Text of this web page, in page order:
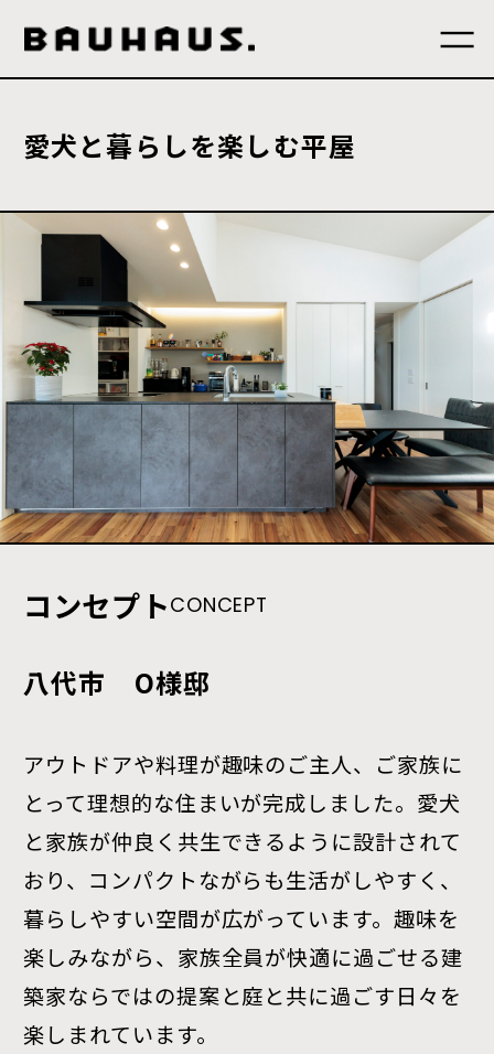
愛犬と暮らしを楽しむ平屋
コンセプトCONCEPT
八代市 O様邸
アウトドアや料理が趣味のご主人、ご家族に
とって理想的な住まいが完成しました。愛犬
と家族が仲良く共生できるように設計されて
おり、コンパクトながらも生活がしやすく、
暮らしやすい空間が広がっています。趣味を
楽しみながら、家族全員が快適に過ごせる建
築家ならではの提案と庭と共に過ごす日々を
楽しまれています。